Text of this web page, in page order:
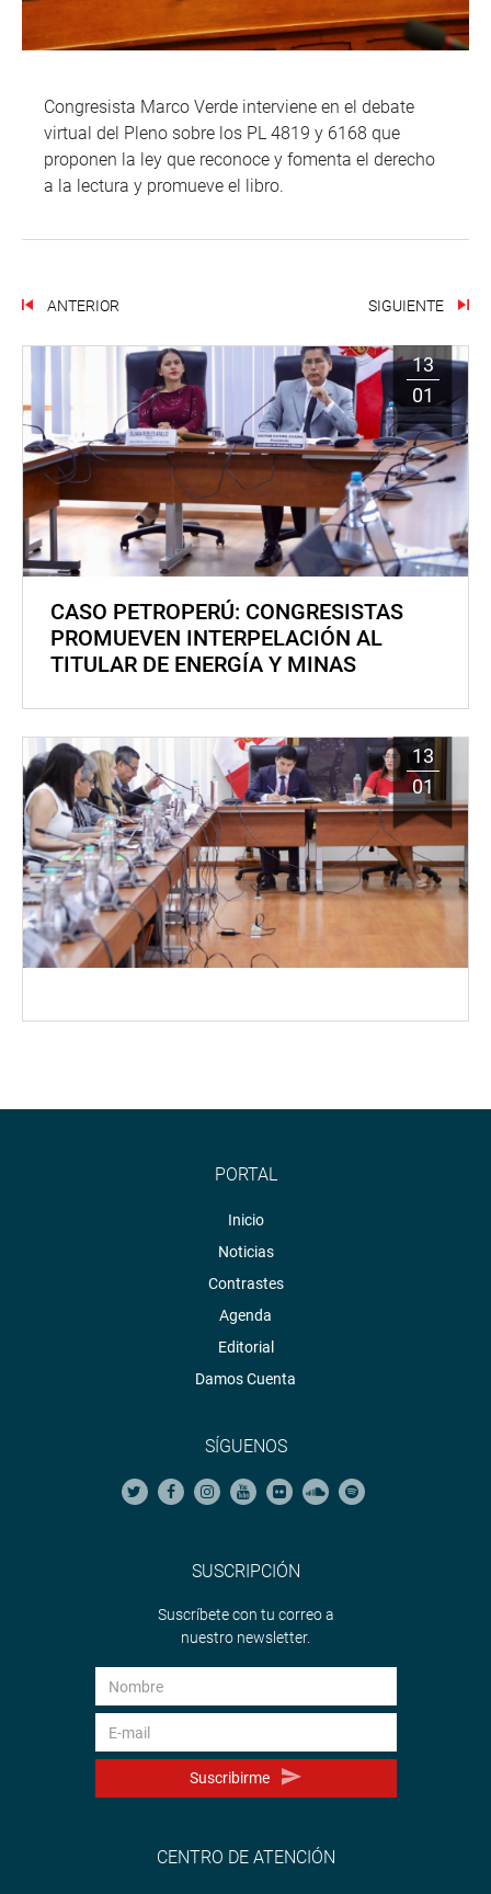
Congresista Marco Verde interviene en el debate
virtual del Pleno sobre los PL 4819 y 6168 que
proponen la ley que reconoce y fomenta el derecho
a la lectura y promueve el libro.
ANTERIOR SIGUIENTE
13
01
CASO PETROPERÚ: CONGRESISTAS
PROMUEVEN INTERPELACIÓN AL
TITULAR DE ENERGÍA Y MINAS
13
01
PORTAL
Inicio
Noticias
Contrastes
Agenda
Editorial
Damos Cuenta
SÍGUENOS
SUSCRIPCIÓN
Suscríbete con tu correo a
nuestro newsletter.
Suscribirme
CENTRO DE ATENCIÓN